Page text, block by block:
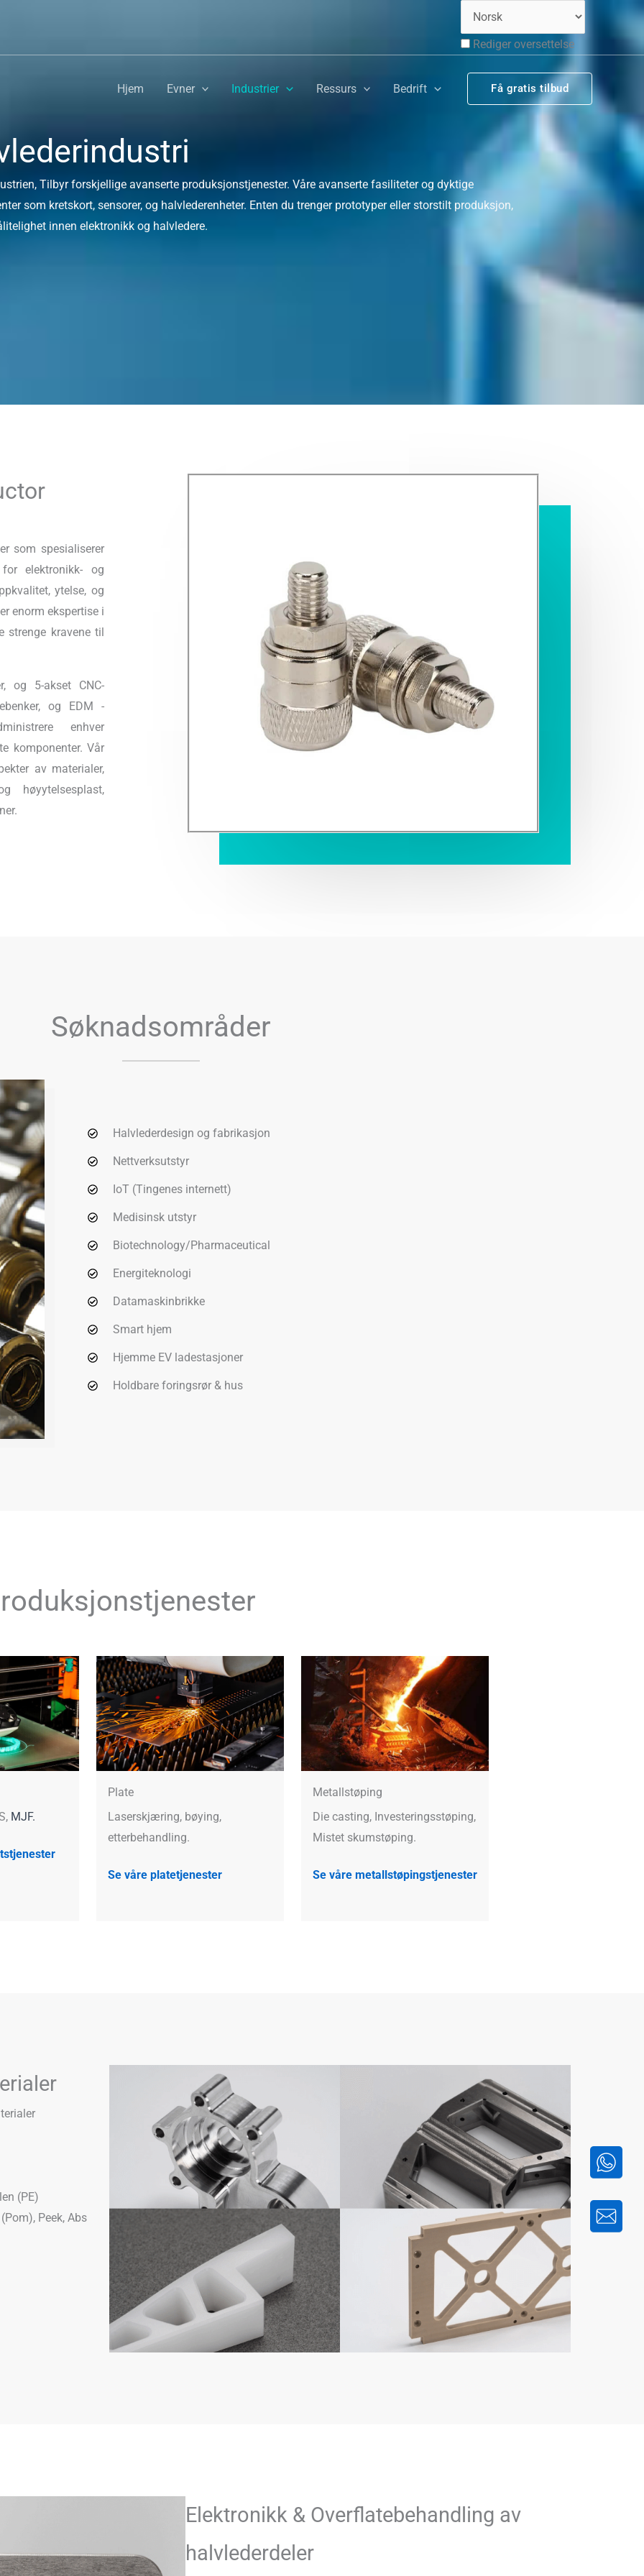
Rediger oversettelse
Hjem Evner Industrier Ressurs Bedrift Få gratis tilbud
Tilbyr forskjellige avanserte produksjonstjenester. Våre avanserte fasiliteter og dyktige
som kretskort, sensorer, og halvlederenheter. Enten du trenger prototyper eller storstilt produksjon,
innen elektronikk og halvledere.
som spesialiserer
elektronikk- og
ytelse, og
enorm ekspertise i
strenge kravene til
og 5-akset CNC-
og EDM -
enhver
komponenter. Vår
av materialer,
høyytelsesplast,
Søknadsområder
Halvlederdesign og fabrikasjon
Nettverksutstyr
IoT (Tingenes internett)
Medisinsk utstyr
Biotechnology/Pharmaceutical
Energiteknologi
Datamaskinbrikke
Smart hjem
Hjemme EV ladestasjoner
Holdbare foringsrør & hus
MJF.
Plate
Laserskjæring, bøying,
etterbehandling.
Se våre platetjenester
Metallstøping
Die casting, Investeringsstøping,
Mistet skumstøping.
Se våre metallstøpingstjenester
(PE)
Peek, Abs
Elektronikk & Overflatebehandling av
halvlederdeler